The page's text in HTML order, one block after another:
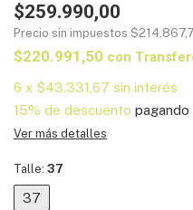
$259.990,00
Precio sin impuestos
$220.991,50 con
6 x $43.331,67 sin interés
15% de descuento
Ver más detalles
Talle: 37
37